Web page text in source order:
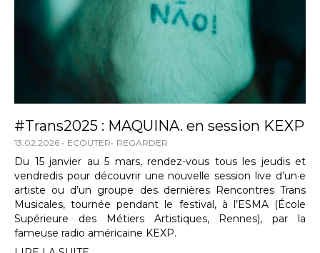
#Trans2025 : MAQUINA. en session KEXP
13.02.2026 ECOUTER REGARDER
Du 15 janvier au 5 mars, rendez-vous tous les jeudis et
vendredis pour découvrir une nouvelle session live d’un·e
artiste ou d’un groupe des dernières Rencontres Trans
Musicales, tournée pendant le festival, à l’ESMA (École
Supérieure des Métiers Artistiques, Rennes), par la
fameuse radio américaine KEXP.